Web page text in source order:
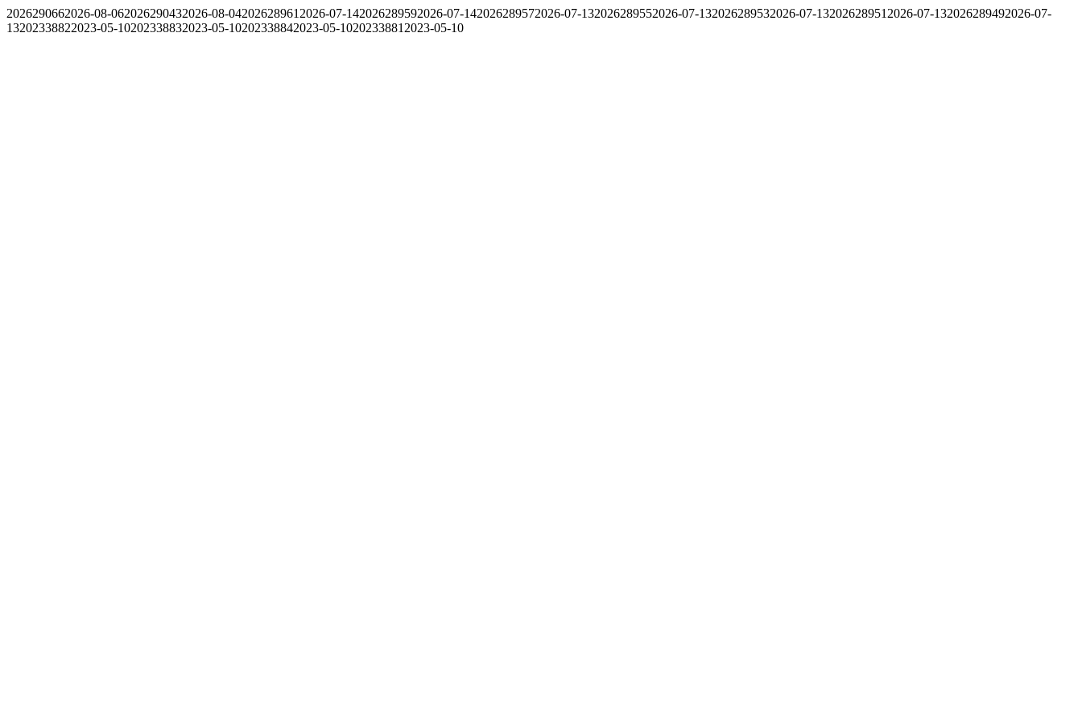
2026290662026-08-062026290432026-08-04202628961 2026-07-142026289592026-07-142026289572026-07-132026289552026-07-132026289532026-07-13202628951 2026-07-132026289492026-07-
13202338822023-05-10202338832023-05-10202338842023-05-1020233881 2023-05-10